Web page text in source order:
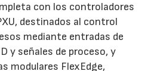
con los controladores
destinados al control
mediante entradas de
y señales de proceso, y
modulares FlexEdge,